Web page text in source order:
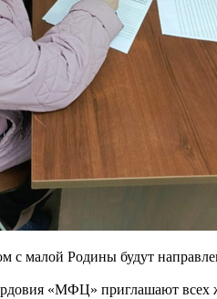
с малой Родины будут
«МФЦ» приглашают всех